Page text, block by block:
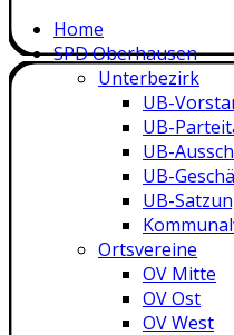
Home
SPD Oberhausen
Unterbezirk
UB-
UB-
UB-
UB-
UB-
Ortsvereine
OV Mitte
OV Ost
OV West